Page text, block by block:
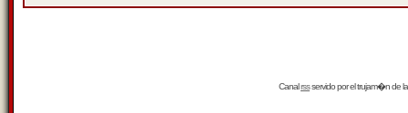
Canalrssservido por eltrujam�nde